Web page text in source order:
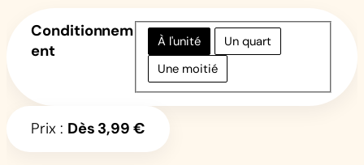
Conditionnem
ent
À l'unité
Un quart
Une moitié
Prix : Dès 3,99 €